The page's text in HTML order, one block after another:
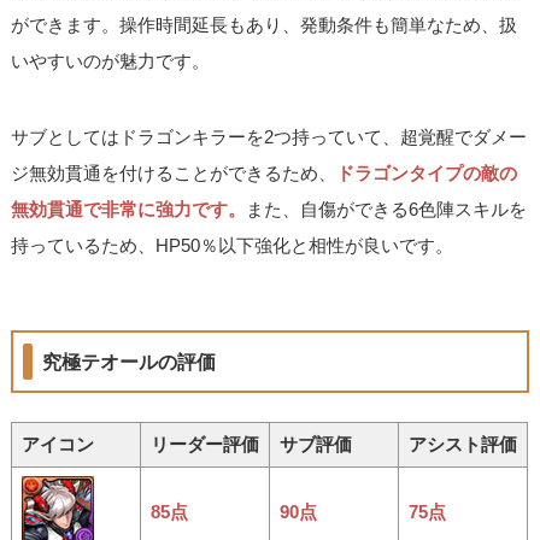
ができます。操作時間延長もあり、発動条件も簡単なため、扱
いやすいのが魅力です。
サブとしてはドラゴンキラーを2つ持っていて、超覚醒でダメー
ジ無効貫通を付けることができるため、
ドラゴンタイプの敵の
無効貫通で非常に強力です。
また、自傷ができる6色陣スキルを
持っているため、HP50％以下強化と相性が良いです。
究極テオールの評価
アイコン リーダー評価 サブ評価 アシスト評価
85点 90点 75点